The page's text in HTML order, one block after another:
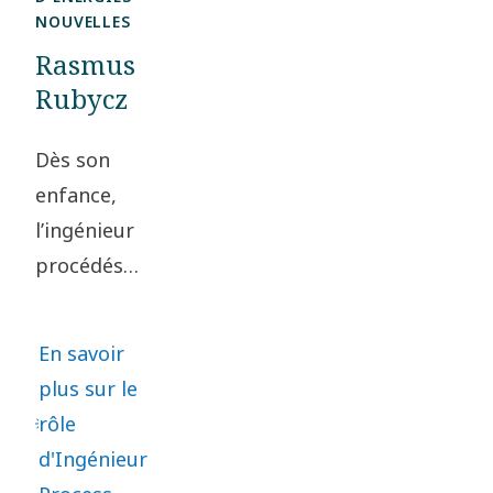
de solutions
de contrôle
intelligentes
compresseurs.
NOUVELLES
Rasmus
Rubycz
Dès son
enfance,
l’ingénieur
procédés
retourner
problèmes
En savoir
plus sur le
rôle
d'Ingénieur